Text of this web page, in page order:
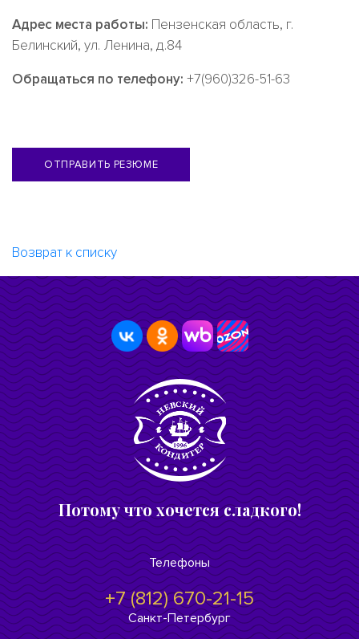
Адрес места работы: Пензенская область, г.
Белинский, ул. Ленина, д.84
Обращаться по телефону: +7(960)326-51-63
ОТПРАВИТЬ РЕЗЮМЕ
Возврат к списку
Потому что хочется сладкого!
Телефоны
+7 (812) 670-21-15
Санкт-Петербург